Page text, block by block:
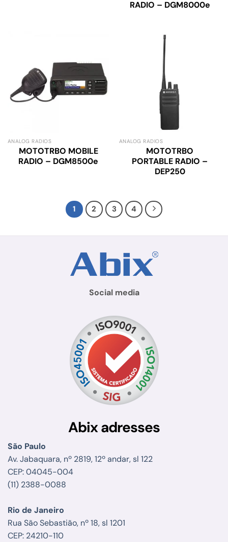
RADIO – DGM8000e
ANALOG RADIOS
MOTOTRBO MOBILE
RADIO – DGM8500e
ANALOG RADIOS
MOTOTRBO
PORTABLE RADIO –
DEP250
1 2 3 4
Social media
Abix adresses
São Paulo
Av. Jabaquara, nº 2819, 12º andar, sl 122
CEP: 04045-004
(11) 2388-0088
Rio de Janeiro
Rua São Sebastião, nº 18, sl 1201
CEP: 24210-110